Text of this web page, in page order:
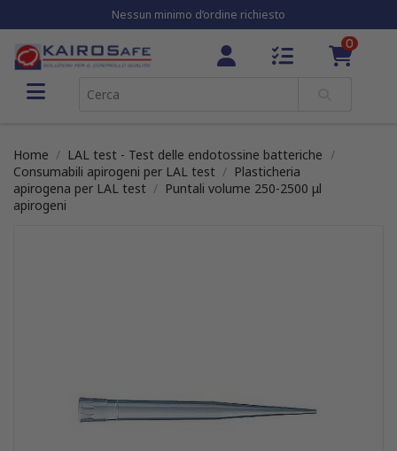
Nessun minimo d’ordine richiesto
0
Home
LAL test - Test delle endotossine batteriche
Consumabili apirogeni per LAL test
Plasticheria
apirogena per LAL test
Puntali volume 250-2500 μl
apirogeni